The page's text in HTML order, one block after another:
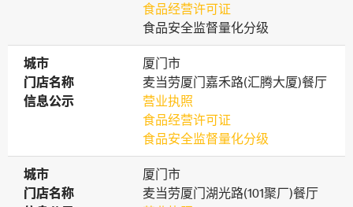
食品经营许可证
食品安全监督量化分级
城市
城市
厦门市
门店名称
门店名称
麦当劳厦门嘉禾路(汇腾大厦)餐厅
信息公示
信息公示
营业执照
食品经营许可证
食品安全监督量化分级
城市
城市
厦门市
门店名称
门店名称
麦当劳厦门湖光路(101聚厂)餐厅